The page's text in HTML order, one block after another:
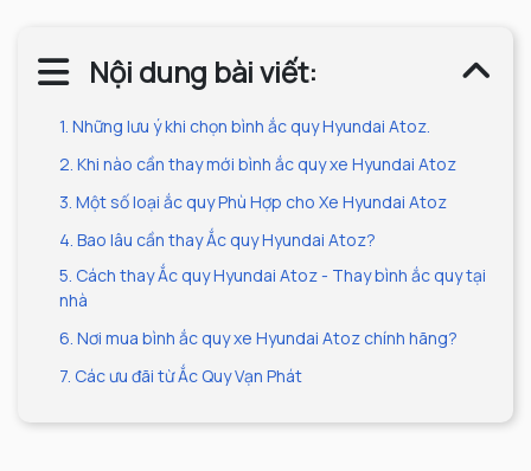
Nội dung bài viết:
1. Những lưu ý khi chọn bình ắc quy Hyundai Atoz.
2. Khi nào cần thay mới bình ắc quy xe Hyundai Atoz
3. Một số loại ắc quy Phù Hợp cho Xe Hyundai Atoz
4. Bao lâu cần thay Ắc quy Hyundai Atoz?
5. Cách thay Ắc quy Hyundai Atoz - Thay bình ắc quy tại
nhà
6. Nơi mua bình ắc quy xe Hyundai Atoz chính hãng?
7. Các ưu đãi từ Ắc Quy Vạn Phát